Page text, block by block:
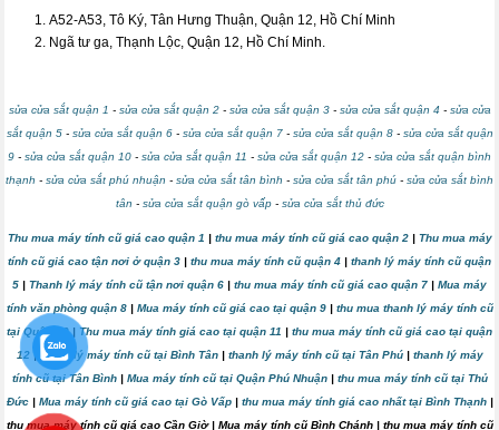
A52-A53, Tô Ký, Tân Hưng Thuận, Quận 12, Hồ Chí Minh
Ngã tư ga, Thạnh Lộc, Quận 12, Hồ Chí Minh.
sửa cửa sắt quận 1 - sửa cửa sắt quận 2- sửa cửa sắt quận 3- sửa cửa sắt quận 4 - sửa cửa
sắt quận 5- sửa cửa sắt quận 6- sửa cửa sắt quận 7- sửa cửa sắt quận 8- sửa cửa sắt quận
9 - sửa cửa sắt quận 10 - sửa cửa sắt quận 11 - sửa cửa sắt quận 12 - sửa cửa sắt quận bình
thạnh - sửa cửa sắt phú nhuận - sửa cửa sắt tân bình - sửa cửa sắt tân phú - sửa cửa sắt bình
tân - sửa cửa sắt quận gò vấp- sửa cửa sắt thủ đức
Thu mua máy tính cũ giá cao quận 1 | thu mua máy tính cũ giá cao quận 2 | Thu mua máy
tính cũ giá cao tận nơi ở quận 3 | thu mua máy tính cũ quận 4 | thanh lý máy tính cũ quận
5 | Thanh lý máy tính cũ tận nơi quận 6 | thu mua máy tính cũ giá cao quận 7 | Mua máy
tính văn phòng quận 8 | Mua máy tính cũ giá cao tại quận 9| thu mua thanh lý máy tính cũ
tại Quận 10 | Thu mua máy tính giá cao tại quận 11 | thu mua máy tính cũ giá cao tại quận
12| thanh lý máy tính cũ tại Bình Tân | thanh lý máy tính cũ tại Tân Phú |thanh lý máy
tính cũ tại Tân Bình | Mua máy tính cũ tại Quận Phú Nhuận | thu mua máy tính cũ tại Thủ
Đức| Mua máy tính cũ giá cao tại Gò Vấp | thu mua máy tính giá cao nhất tại Bình Thạnh |
thu mua máy tính cũ giá cao Cần Giờ |Mua máy tính cũ Bình Chánh |thu mua máy tính cũ